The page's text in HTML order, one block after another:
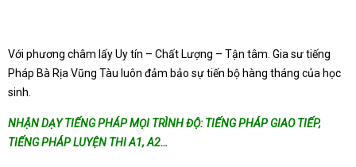
Với phương châm lấy Uy tín – Chất Lượng – Tận tâm. Gia sư tiếng
Pháp Bà Rịa Vũng Tàu luôn đảm bảo sự tiến bộ hàng tháng của học
sinh.
NHẬN DẠY TIẾNG PHÁP MỌI TRÌNH ĐỘ: TIẾNG PHÁP GIAO TIẾP,
TIẾNG PHÁP LUYỆN THI A1, A2…